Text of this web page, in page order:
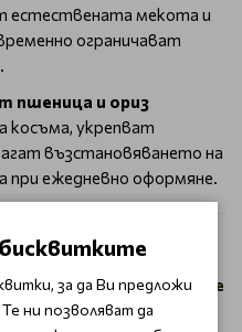
естествената мекота и
ограничават
пшеница и ориз
косъма, укрепват
възстановяването на
при ежедневно оформяне.
OnCare Repair
Professional OnCare
за да Ви предложи
ни позволяват да